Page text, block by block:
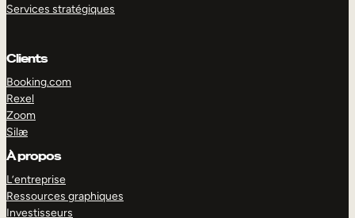
Services stratégiques
Clients
Booking.com
Rexel
Zoom
Silæ
À propos
L’entreprise
Ressources graphiques
Investisseurs